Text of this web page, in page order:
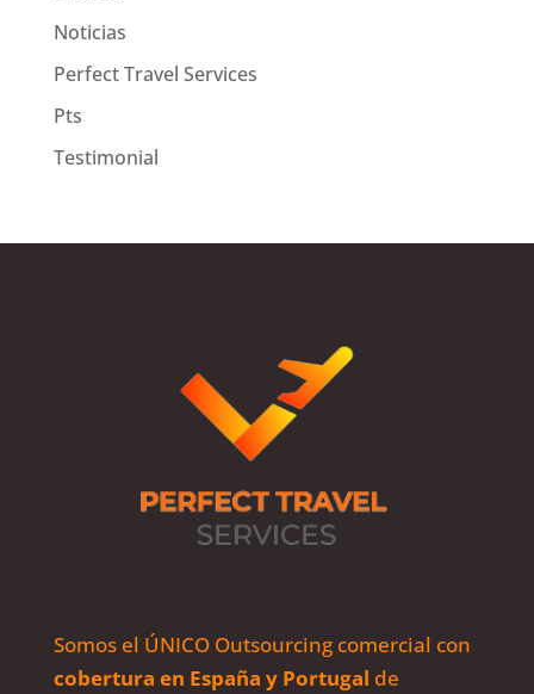
Noticias
Perfect Travel Services
Pts
Testimonial
Somos el ÚNICO Outsourcing comercial con
cobertura en España y Portugal de